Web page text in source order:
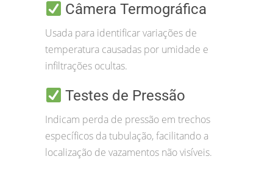
Câmera Termográfica
Usada para identificar variações de
temperatura causadas por umidade e
infiltrações ocultas.
Testes de Pressão
Indicam perda de pressão em trechos
específicos da tubulação, facilitando a
localização de vazamentos não visíveis.